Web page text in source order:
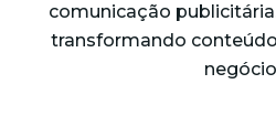
comunicação
transformando